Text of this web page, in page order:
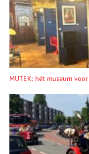
MUTEK: hét museum